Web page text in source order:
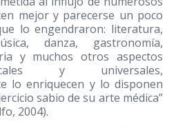
mejor y parecerse un poco
lo engendraron: literatura,
danza, gastronomía,
y muchos otros aspectos
y universales,
lo enriquecen y lo disponen
sabio de su arte médica”
2004).